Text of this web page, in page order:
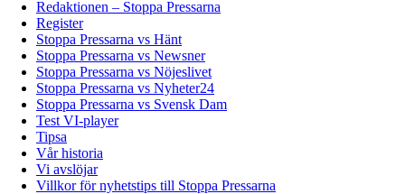
Redaktionen – Stoppa Pressarna
Register
Stoppa Pressarna vs Hänt
Stoppa Pressarna vs Newsner
Stoppa Pressarna vs Nöjeslivet
Stoppa Pressarna vs Nyheter24
Stoppa Pressarna vs Svensk Dam
Test VI-player
Tipsa
Vår historia
Vi avslöjar
Villkor för nyhetstips till Stoppa Pressarna